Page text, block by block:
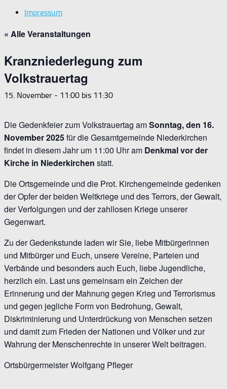
Impressum
« Alle Veranstaltungen
Kranzniederlegung zum
Volkstrauertag
15. November - 11:00 bis 11:30
Die Gedenkfeier zum Volkstrauertag amSonntag, den 16.
November 2025für die Gesamtgemeinde Niederkirchen
findet in diesem Jahr um 11:00 Uhr am Denkmal vor der
Kirche in Niederkirchen statt.
Die Ortsgemeinde und die Prot. Kirchengemeinde gedenken
der Opfer der beiden Weltkriege und des Terrors, der Gewalt,
der Verfolgungen und der zahllosen Kriege unserer
Gegenwart.
Zu der Gedenkstunde laden wir Sie, liebe Mitbürgerinnen
und Mitbürger und Euch, unsere Vereine, Parteien und
Verbände und besonders auch Euch, liebe Jugendliche,
herzlich ein. Last uns gemeinsam ein Zeichen der
Erinnerung und der Mahnung gegen Krieg und Terrorismus
und gegen jegliche Form von Bedrohung, Gewalt,
Diskriminierung und Unterdrückung von Menschen setzen
und damit zum Frieden der Nationen und Völker und zur
Wahrung der Menschenrechte in unserer Welt beitragen.
Ortsbürgermeister Wolfgang Pfleger